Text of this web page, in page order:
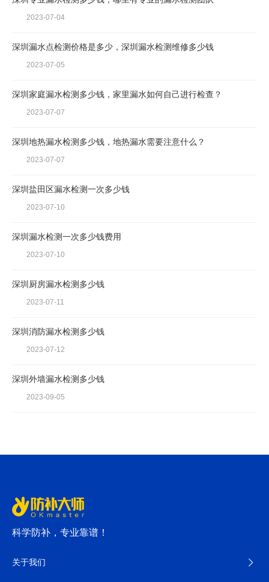
2023-07-04
深圳漏水点检测价格是多少，深圳漏水检测维修多少钱
2023-07-05
深圳家庭漏水检测多少钱，家里漏水如何自己进行检查？
2023-07-07
深圳地热漏水检测多少钱，地热漏水需要注意什么？
2023-07-07
深圳盐田区漏水检测一次多少钱
2023-07-10
深圳漏水检测一次多少钱费用
2023-07-10
深圳厨房漏水检测多少钱
2023-07-11
深圳消防漏水检测多少钱
2023-07-12
深圳外墙漏水检测多少钱
2023-09-05
科学防补，专业靠谱！
关于我们